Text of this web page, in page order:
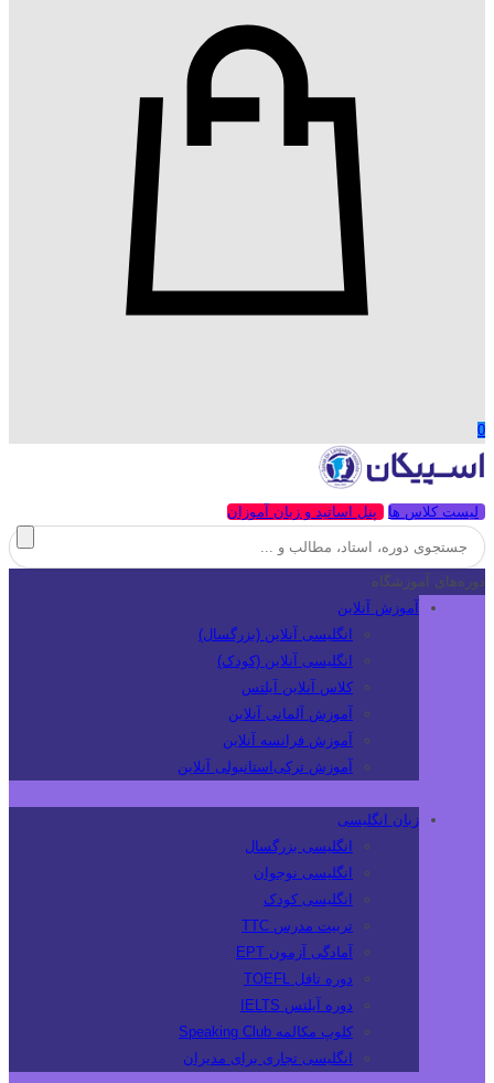
0
لیست کلاس ها پنل اساتید و زبان آموزان
دوره‌های آموزشگاه
آموزش آنلاین
انگلیسی آنلاین (بزرگسال)
انگلیسی آنلاین (کودک)
کلاس آنلاین آیلتس
آموزش آلمانی آنلاین
آموزش فرانسه آنلاین
آموزش ترکی‌استانبولی آنلاین
زبان انگلیسی
انگلیسی بزرگسال
انگلیسی نوجوان
انگلیسی کودک
تربیت مدرس TTC
آمادگی آزمون EPT
دوره تافل TOEFL
دوره آیلتس IELTS
کلوپ مکالمه Speaking Club
انگلیسی تجاری برای مدیران